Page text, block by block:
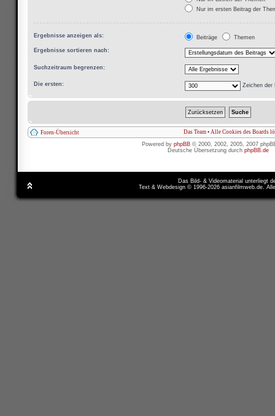
Nur im ersten Beitrag der
Ergebnisse anzeigen als: Beiträge Themen
Ergebnisse sortieren nach:
Suchzeitraum begrenzen:
Die ersten: Zeichen der
Foren-Übersicht Das Team • Alle Cookies des Boards
Powered by phpBB © 2000, 2002, 2005, 2007
Deutsche Übersetzung durch phpBB.de
Das Bild- & Videomaterial unterliegt
Text & Webdesign © 1996-2026 asianfilmweb.de.